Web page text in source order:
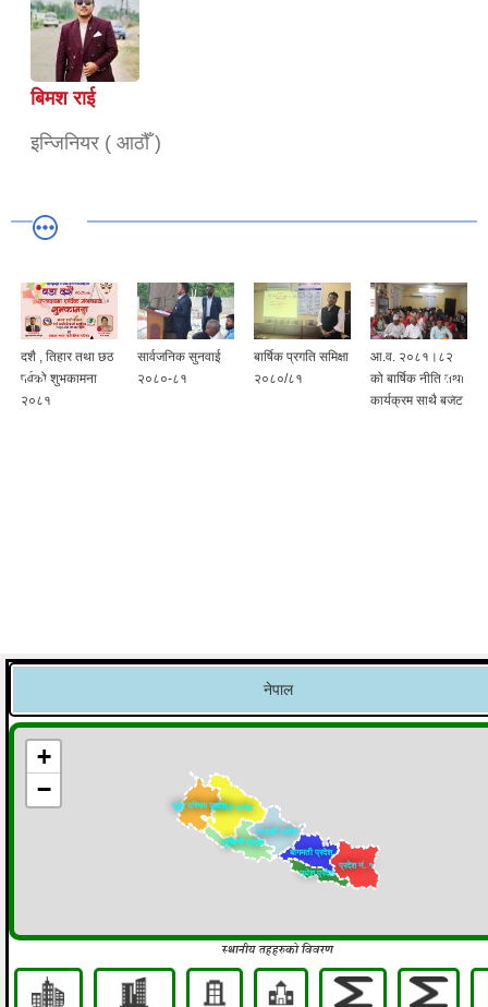
बिमश राई
इन्जिनियर ( आठौँ )
दशै , तिहार तथा छठ
पर्वको शुभकामना
२०८१
सार्वजनिक सुनवाई
२०८०-८१
बार्षिक प्रगति समिक्षा
२०८०/८१
आ.व. २०८१।८२
को बार्षिक नीति तथा
कार्यक्रम साथै बजेट